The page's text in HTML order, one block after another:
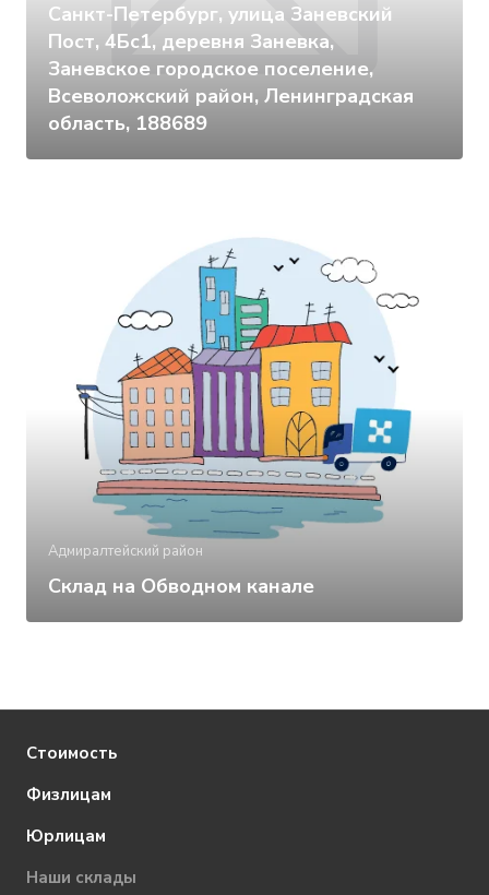
Санкт-Петербург, улица Заневский
Пост, 4Бс1, деревня Заневка,
Заневское городское поселение,
Всеволожский район, Ленинградская
область, 188689
Адмиралтейский район
Склад на Обводном канале
Стоимость
Физлицам
Юрлицам
Наши склады